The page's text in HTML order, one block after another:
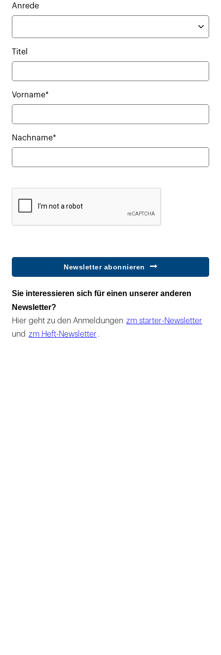
Anrede
Titel
Vorname*
Nachname*
Newsletter abonnieren
Sie interessieren sich für einen unserer anderen
Newsletter?
Hier geht zu den Anmeldungen zm starter-Newsletter
und zm Heft-Newsletter .